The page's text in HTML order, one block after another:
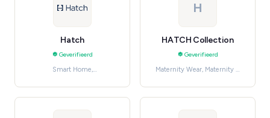
Hatch
Geverifieerd
Smart Home,
H
HATCH Collection
Geverifieerd
Maternity Wear, Maternity &